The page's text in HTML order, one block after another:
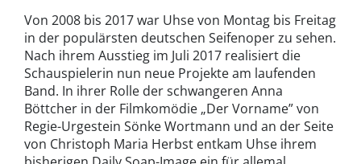
Von 2008 bis 2017 war Uhse von Montag bis Freitag
in der populärsten deutschen Seifenoper zu sehen.
Nach ihrem Ausstieg im Juli 2017 realisiert die
Schauspielerin nun neue Projekte am laufenden
Band. In ihrer Rolle der schwangeren Anna
Böttcher in der Filmkomödie „Der Vorname” von
Regie-Urgestein Sönke Wortmann und an der Seite
von Christoph Maria Herbst entkam Uhse ihrem